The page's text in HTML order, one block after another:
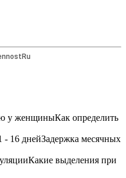
Как определить
Задержка месячных
Какие выделения при